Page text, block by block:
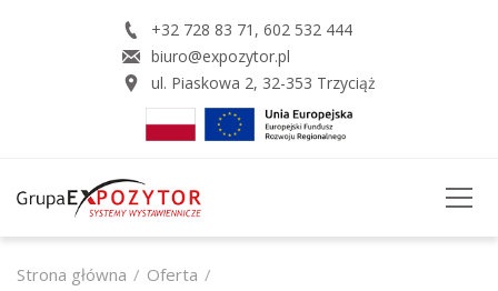
+32 728 83 71 , 602 532 444
biuro@expozytor.pl
ul. Piaskowa 2, 32-353 Trzyciąż
STRONA GŁÓWNA
Strona główna
Oferta